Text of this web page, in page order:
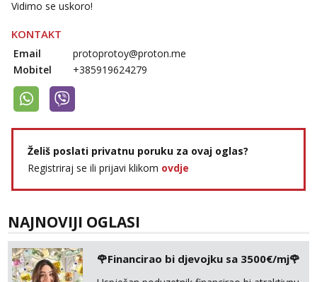
Vidimo se uskoro!
KONTAKT
Email
protoprotoy@proton.me
Mobitel
+385919624279
Želiš poslati privatnu poruku za ovaj oglas?
Registriraj se ili prijavi klikom ovdje
NAJNOVIJI OGLASI
🌹Financirao bi djevojku sa 3500€/mj🌹